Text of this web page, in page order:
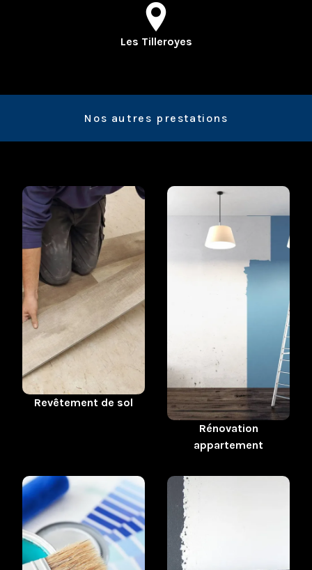
Les Tilleroyes
Nos autres prestations
Revêtement de sol
Rénovation
appartement